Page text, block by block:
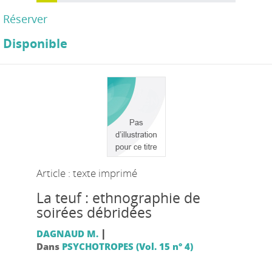
Réserver
Disponible
Article : texte imprimé
La teuf : ethnographie de
soirées débridées
DAGNAUD M. |
Dans PSYCHOTROPES (Vol. 15 n° 4)